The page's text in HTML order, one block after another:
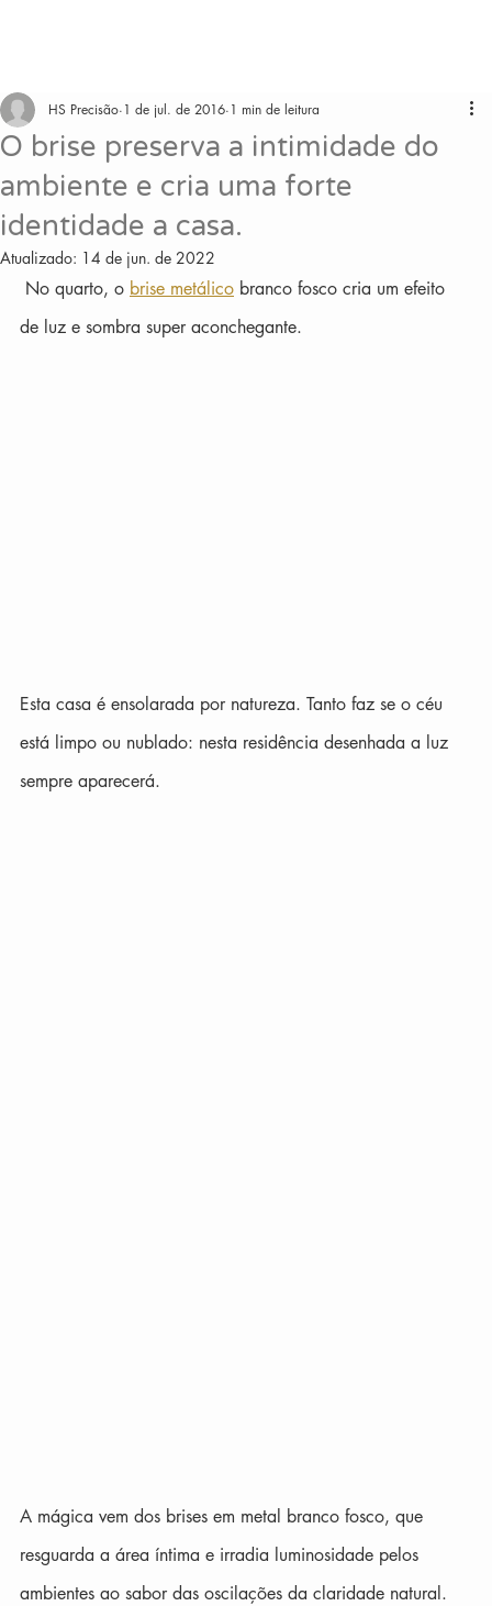
O brise preserva a intimidade do
ambiente e cria uma forte
identidade a casa.
HS Precisão 1 de jul. de 2016 1 min de leitura
Atualizado: 14 de jun. de 2022
No quarto, o brise metálico branco fosco cria um efeito
de luz e sombra super aconchegante.
Esta casa é ensolarada por natureza. Tanto faz se o céu
está limpo ou nublado: nesta residência desenhada a luz
sempre aparecerá.
A mágica vem dos brises em metal branco fosco, que
resguarda a área íntima e irradia luminosidade pelos
ambientes ao sabor das oscilações da claridade natural.